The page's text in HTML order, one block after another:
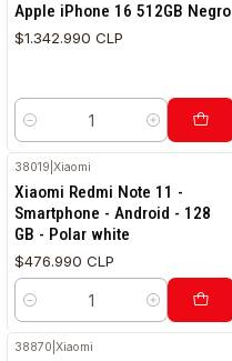
Apple iPhone 16 512GB Negro
$1.342.990 CLP
Cantidad
38019 |Xiaomi
Xiaomi Redmi Note 11 -
Smartphone - Android - 128
GB - Polar white
$476.990 CLP
Cantidad
38870 |Xiaomi